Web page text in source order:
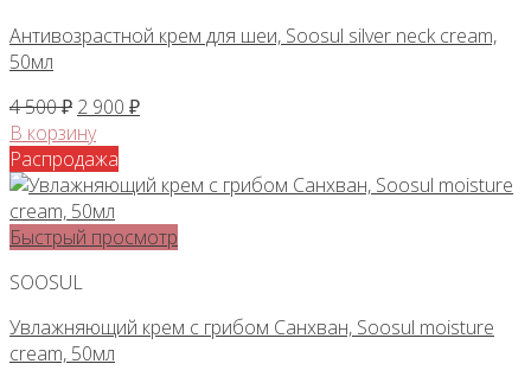
Антивозрастной крем для шеи, Soosul silver neck cream,
50мл
4 500₽ Первоначальная
цена
составляла
4
500 ₽.
2 900 ₽Текущая
900 ₽.
В корзину
Распродажа
Быстрый просмотр
SOOSUL
Увлажняющий крем с грибом Санхван, Soosul moisture
cream, 50мл